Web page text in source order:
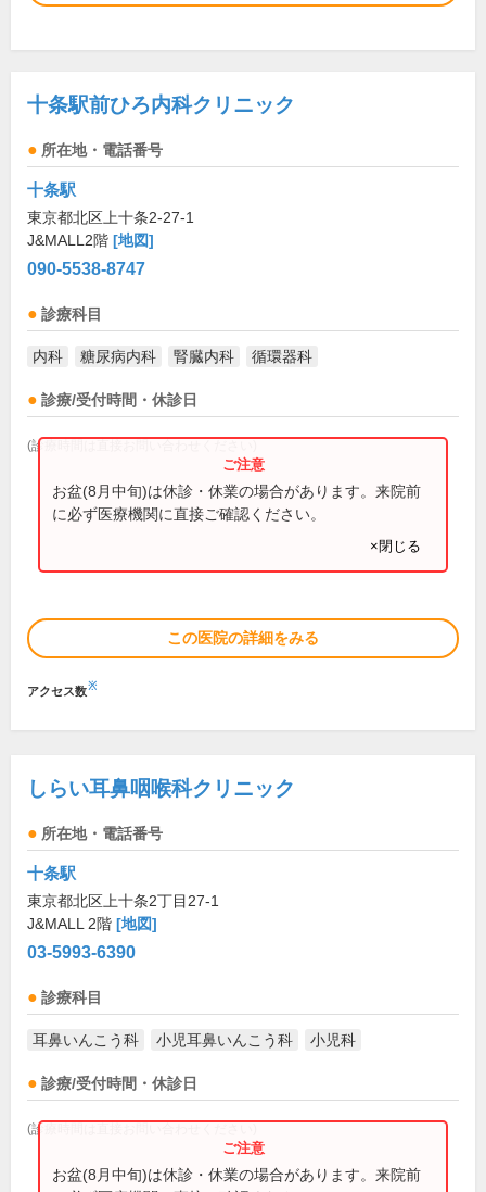
十条駅前ひろ内科クリニック
所在地・電話番号
十条駅
東京都北区上十条2-27-1
J&MALL2階 [地図]
090-5538-8747
診療科目
内科 糖尿病内科 腎臓内科 循環器科
診療/受付時間・休診日
(診療時間は直接お問い合わせください)
お盆(8月中旬)は休診・休業の場合があります。来院前
に必ず医療機関に直接ご確認ください。
×閉じる
この医院の詳細をみる
アクセス数※
しらい耳鼻咽喉科クリニック
所在地・電話番号
十条駅
東京都北区上十条2丁目27-1
J&MALL 2階 [地図]
03-5993-6390
診療科目
耳鼻いんこう科 小児耳鼻いんこう科 小児科
診療/受付時間・休診日
(診療時間は直接お問い合わせください)
お盆(8月中旬)は休診・休業の場合があります。来院前